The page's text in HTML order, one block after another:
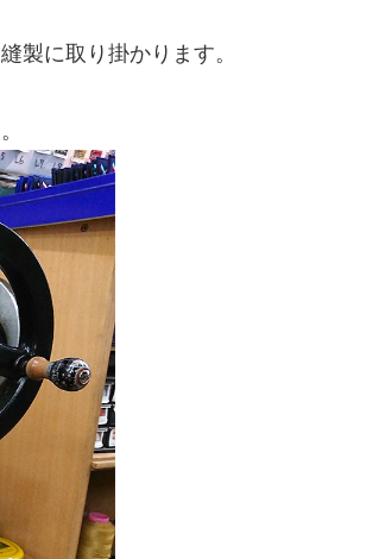
製に取り掛かります。